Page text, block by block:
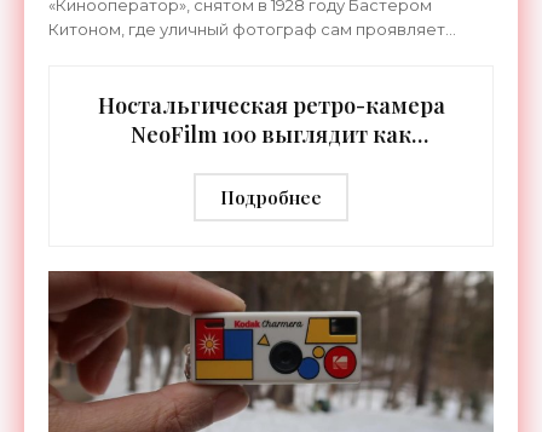
«Кинооператор», снятом в 1928 году Бастером
Китоном, где уличный фотограф сам проявляет
Ностальгическая ретро-камера
NeoFilm 100 выглядит как
«Гаджеты»
Подробнее